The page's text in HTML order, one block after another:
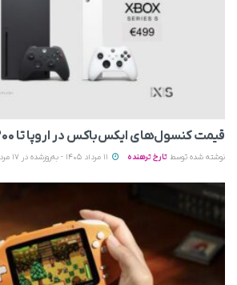
قیمت کنسول‌های ایکس‌باکس در اروپا تا ۲۰۰ یورو افزایش یافت
نوشته شده توسط تارخ ترهنده